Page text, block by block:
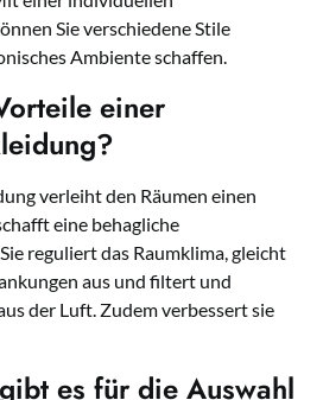
Sie verschiedene Stile
Ambiente schaffen.
einer
verleiht den Räumen einen
eine behagliche
reguliert das Raumklima, gleicht
aus und filtert und
der Luft. Zudem verbessert sie
es für die Auswahl